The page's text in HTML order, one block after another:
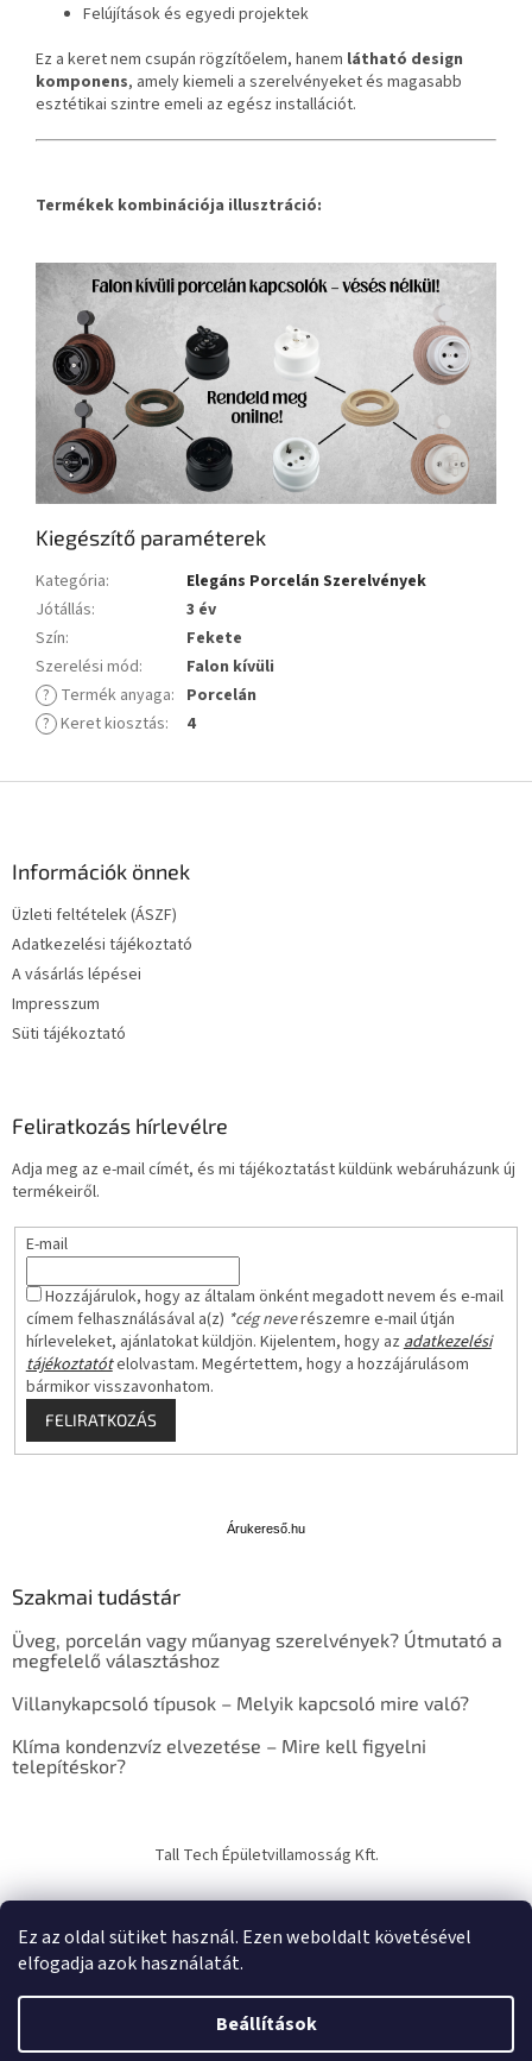
Ez az oldal sütiket használ. Ezen weboldalt követésével
elfogadja azok használatát.
Beállítások
Felújítások és egyedi projektek
Ez a keret nem csupán rögzítőelem, hanem látható design
komponens, amely kiemeli a szerelvényeket és magasabb
esztétikai szintre emeli az egész installációt.
Termékek kombinációja illusztráció:
Kiegészítő paraméterek
Kategória:
Elegáns Porcelán Szerelvények
Jótállás:
3 év
Szín:
Fekete
Szerelési mód:
Falon kívüli
? Termék anyaga: Porcelán
? Keret kiosztás: 4
Információk önnek
Üzleti feltételek (ÁSZF)
Adatkezelési tájékoztató
A vásárlás lépései
Impresszum
Süti tájékoztató
Feliratkozás hírlevélre
Adja meg az e-mail címét, és mi tájékoztatást küldünk webáruházunk új
termékeiről.
E-mail
Hozzájárulok, hogy az általam önként megadott nevem és e-mail
címem felhasználásával a(z) *cég neverészemre e-mail útján
hírleveleket, ajánlatokat küldjön. Kijelentem, hogy az adatkezelési
tájékoztatótelolvastam. Megértettem, hogy a hozzájárulásom
bármikor visszavonhatom.
FELIRATKOZÁS
s
ő
Árukereső.hu
Szakmai tudástár
Üveg, porcelán vagy műanyag szerelvények? Útmutató a
megfelelő választáshoz
Villanykapcsoló típusok – Melyik kapcsoló mire való?
Klíma kondenzvíz elvezetése – Mire kell figyelni
telepítéskor?
Tall Tech Épületvillamosság Kft.